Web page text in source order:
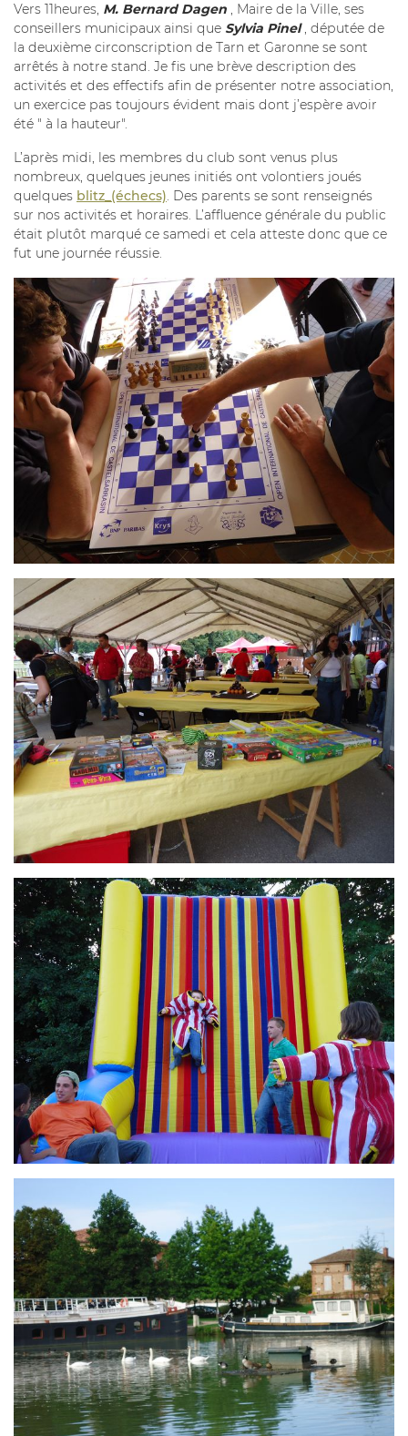
Vers 11heures, M. Bernard Dagen , Maire de la Ville, ses
conseillers municipaux ainsi que Sylvia Pinel , députée de
la deuxième circonscription de Tarn et Garonne se sont
arrêtés à notre stand. Je fis une brève description des
activités et des effectifs afin de présenter notre association,
un exercice pas toujours évident mais dont j’espère avoir
été " à la hauteur".
L’après midi, les membres du club sont venus plus
nombreux, quelques jeunes initiés ont volontiers joués
quelques blitz_(échecs). Des parents se sont renseignés
sur nos activités et horaires. L’affluence générale du public
était plutôt marqué ce samedi et cela atteste donc que ce
fut une journée réussie.